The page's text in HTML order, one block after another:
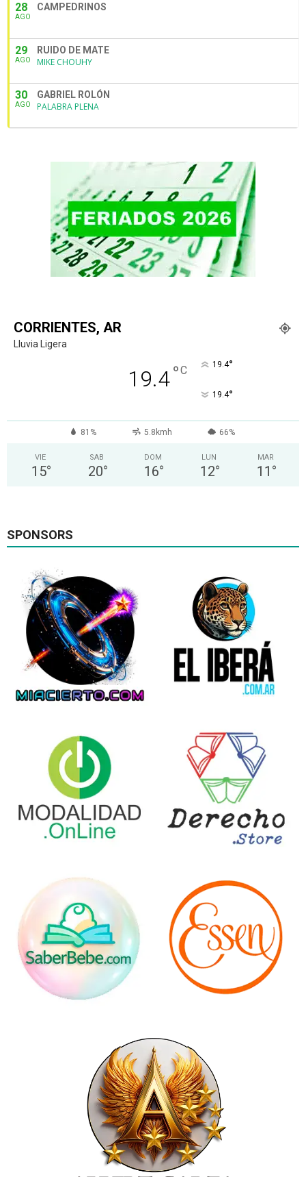
28
AGO
CAMPEDRINOS
29
AGO
RUIDO DE MATE
MIKE CHOUHY
30
AGO
GABRIEL ROLÓN
PALABRA PLENA
CORRIENTES, AR
Lluvia Ligera
19.4°C 19.4°
19.4°
81% 5.8kmh 66%
VIE
15°
SAB
20°
DOM
16°
LUN
12°
MAR
11 °
SPONSORS